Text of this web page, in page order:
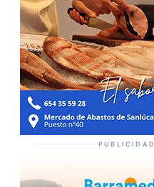
PUBLICIDAD